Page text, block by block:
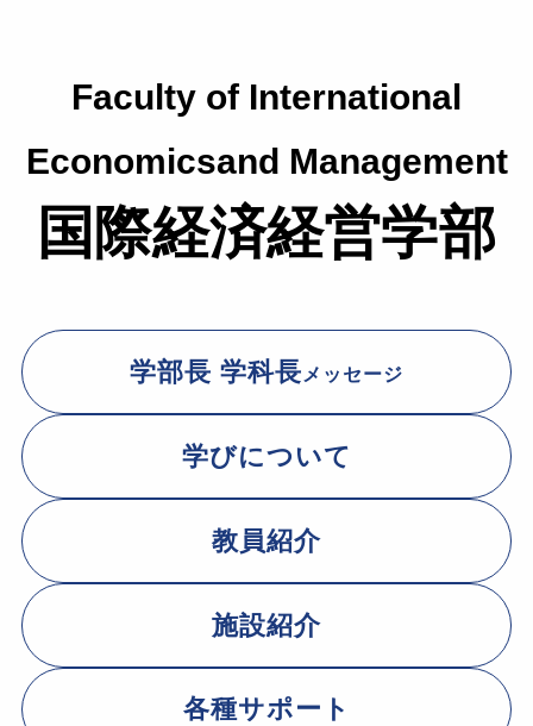
Faculty of International
Economicsand Management
国際経済経営学部
学部長 学科長 メッセージ
学びについて
教員紹介
施設紹介
各種サポート